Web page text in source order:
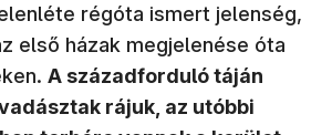
régóta ismert jelenség,
első házak megjelenése óta
A századforduló táján
rájuk, az utóbbi